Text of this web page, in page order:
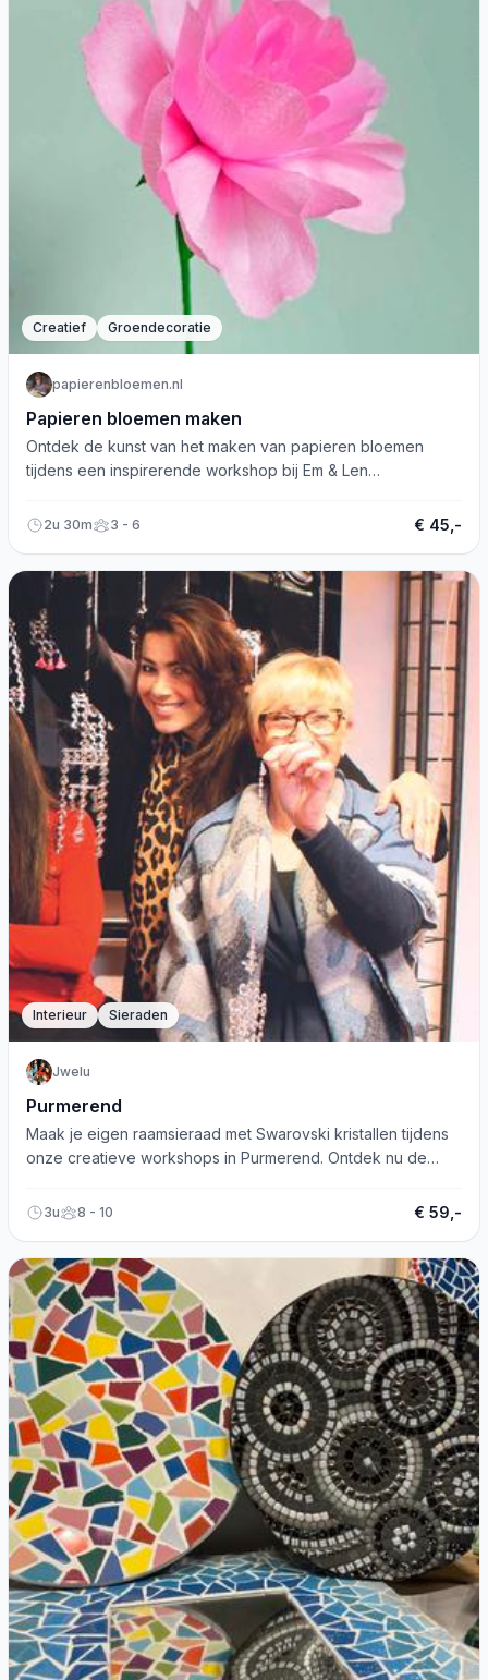
Creatief Groendecoratie
papierenbloemen.nl
Papieren bloemen maken
Ontdek de kunst van het maken van papieren bloemen
tijdens een inspirerende workshop bij Em & Len
2u 30m 3 - 6 € 45,-
Interieur Sieraden
Jwelu
Purmerend
Maak je eigen raamsieraad met Swarovski kristallen tijdens
onze creatieve workshops in Purmerend. Ontdek nu de
3u 8 - 10 € 59,-